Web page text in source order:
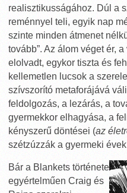
realisztikusságához. Dúl a
reménnyel teli, egyik nap
szinte minden átmenet
tovább”. Az álom véget ér,
elolvadt, egykor tiszta és
kellemetlen lucsok a
szívszorító metaforájává
feldolgozás, a lezárás, a
gyermekkor elhagyása, a
kényszerű döntései (az
szétzúzzák a gyermeki
Bár a Blankets története
egyértelműen Craig és